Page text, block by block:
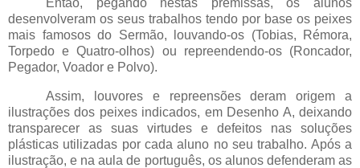
Então, pegando nestas premissas, os alunos
desenvolveram os seus trabalhos tendo por base os peixes
mais famosos do Sermão, louvando-os (Tobias, Rémora,
Torpedo e Quatro-olhos) ou repreendendo-os (Roncador,
Pegador, Voador e Polvo).
Assim, louvores e repreensões deram origem a
ilustrações dos peixes indicados, em Desenho A, deixando
transparecer as suas virtudes e defeitos nas soluções
plásticas utilizadas por cada aluno no seu trabalho. Após a
ilustração, e na aula de português, os alunos defenderam as